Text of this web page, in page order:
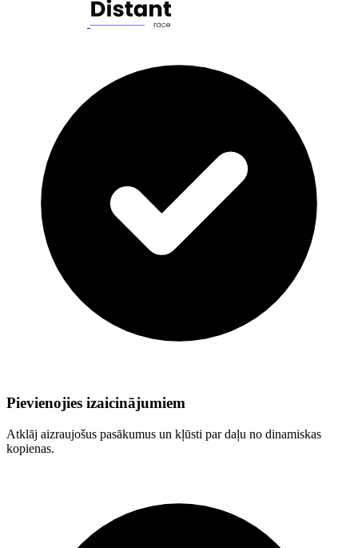
Pievienojies izaicinājumiem
Atklāj aizraujošus pasākumus un kļūsti par daļu no dinamiskas
kopienas.